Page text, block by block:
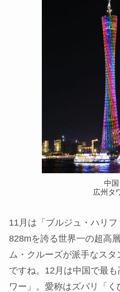
中国
広州タ
11月は「ブルジュ・ハリフ
828mを誇る世界一の超高
ム・クルーズが派手なス
ですね。12月は中国で最
ワー」。愛称はズバリ「